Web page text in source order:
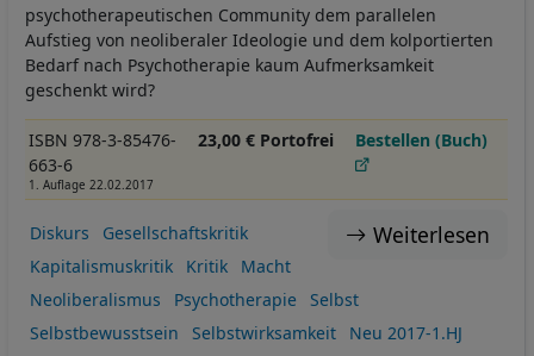
psychotherapeutischen Community dem parallelen
Aufstieg von neoliberaler Ideologie und dem kolportierten
Bedarf nach Psychotherapie kaum Aufmerksamkeit
geschenkt wird?
ISBN 978-3-85476-
663-6
1. Auflage 22.02.2017
23,00 € Portofrei Bestellen (Buch)
Weiterlesen
Diskurs
Gesellschaftskritik
Kapitalismuskritik
Kritik
Macht
Neoliberalismus
Psychotherapie
Selbst
Selbstbewusstsein
Selbstwirksamkeit
Neu 2017-1.HJ